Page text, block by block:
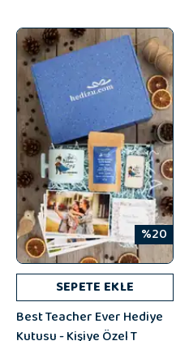
%20
SEPETE EKLE
Best Teacher Ever Hediye